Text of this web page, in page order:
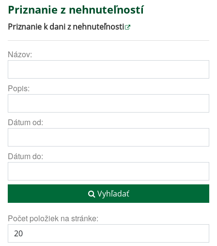
Priznanie z nehnuteľností
Priznanie k dani z nehnuteľnosti
Názov:
Popis:
Dátum od:
Dátum do:
Vyhľadať
Počet položiek na stránke: